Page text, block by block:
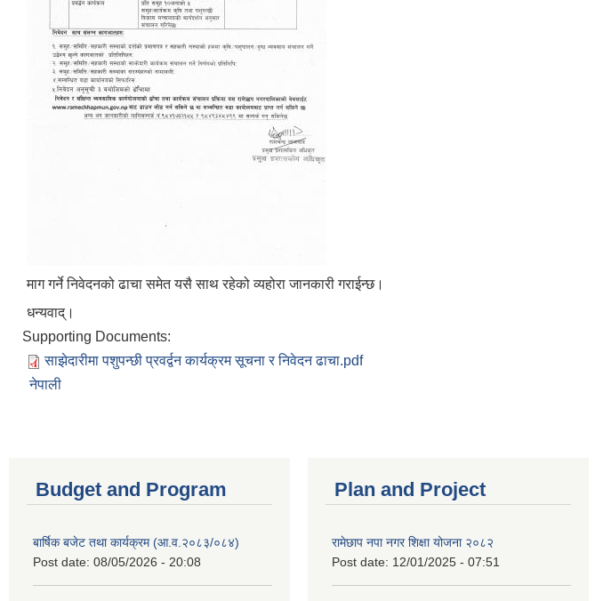
माग गर्ने निवेदनको ढाचा समेत यसै साथ रहेको व्यहोरा जानकारी गराईन्छ।
धन्यवाद्।
Supporting Documents:
साझेदारीमा पशुपन्छी प्रवर्द्वन कार्यक्रम सूचना र निवेदन ढाचा.pdf
नेपाली
Budget and Program
बार्षिक बजेट तथा कार्यक्रम (आ.व.२०८३/०८४)
Post date: 08/05/2026 - 20:08
Plan and Project
रामेछाप नपा नगर शिक्षा योजना २०८२
Post date: 12/01/2025 - 07:51